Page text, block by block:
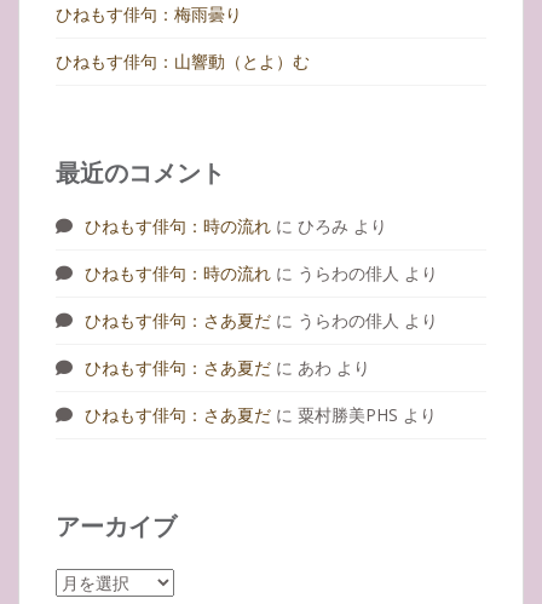
ひねもす俳句：梅雨曇り
ひねもす俳句：山響動（とよ）む
最近のコメント
ひねもす俳句：時の流れ に ひろみ より
ひねもす俳句：時の流れ に うらわの俳人 より
ひねもす俳句：さあ夏だ に うらわの俳人 より
ひねもす俳句：さあ夏だ に あわ より
ひねもす俳句：さあ夏だ に 粟村勝美PHS より
アーカイブ
ア